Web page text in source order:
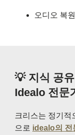
오디오 복
💡 지식 공
Idealo 전문
크리스는 정기적
으로 idealo의 전